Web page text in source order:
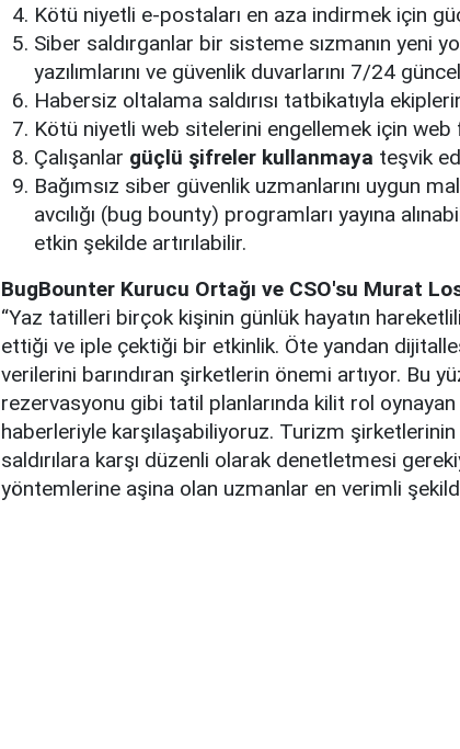
Kötü niyetli e-postaları en aza indirmek için
Siber saldırganlar bir sisteme sızmanın yeni
yazılımlarını ve güvenlik duvarlarını 7/24
Habersiz oltalama saldırısı tatbikatıyla
Kötü niyetli web sitelerini engellemek için web
Çalışanlar güçlü şifreler kullanmaya teşvik
Bağımsız siber güvenlik uzmanlarını uygun
avcılığı (bug bounty) programları yayına
etkin şekilde artırılabilir.
BugBounter Kurucu Ortağı ve CSO'su Murat
“Yaz tatilleri birçok kişinin günlük hayatın
ettiği ve iple çektiği bir etkinlik. Öte yandan
verilerini barındıran şirketlerin önemi artıyor. Bu
rezervasyonu gibi tatil planlarında kilit rol oynayan
haberleriyle karşılaşabiliyoruz. Turizm
saldırılara karşı düzenli olarak denetletmesi
yöntemlerine aşina olan uzmanlar en verimli